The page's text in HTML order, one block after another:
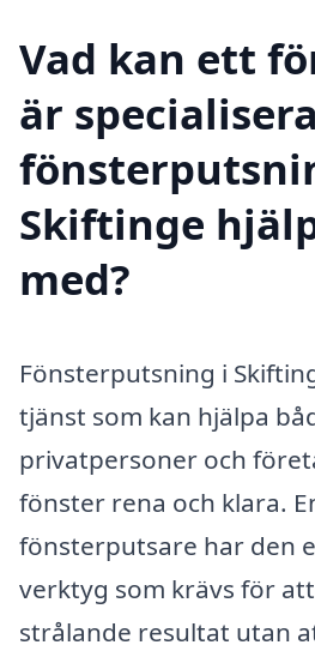
Vad kan ett
är
Skiftinge
med?
Fönsterputsning i
tjänst som kan hjälpa
privatpersoner och
fönster rena och klara.
fönsterputsare har den
verktyg som krävs för
strålande resultat utan